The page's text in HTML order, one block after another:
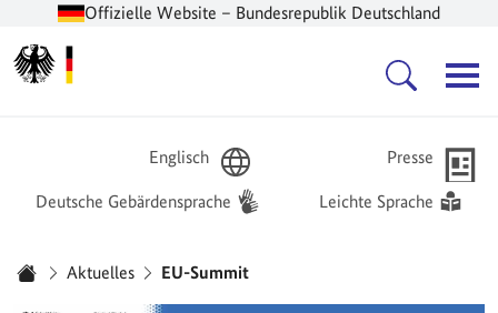
Offizielle Website – Bundesrepublik Deutschland
Englisch Presse
Deutsche Gebärdensprache Leichte Sprache
Aktuelles EU-Summit